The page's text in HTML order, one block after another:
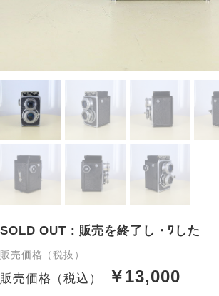
SOLD OUT：販売を終了し・ﾜした
販売価格（税抜）
販売価格（税込） ￥13,000